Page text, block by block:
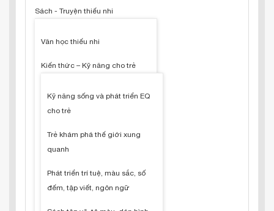
Sách - Truyện thiếu nhi
Văn học thiếu nhi
Kiến thức – Kỹ năng cho trẻ
Kỹ năng sống và phát triển EQ
cho trẻ
Trẻ khám phá thế giới xung
quanh
Phát triển trí tuệ, màu sắc, số
đếm, tập viết, ngôn ngữ